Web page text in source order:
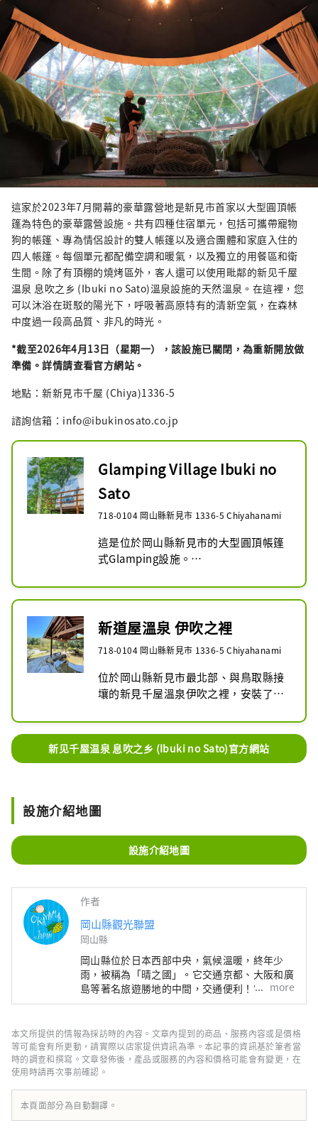
這家於2023年7月開幕的豪華露營地是新見市首家以大型圓頂帳
篷為特色的豪華露營設施。共有四種住宿單元，包括可攜帶寵物
狗的帳篷、專為情侶設計的雙人帳篷以及適合團體和家庭入住的
四人帳篷。每個單元都配備空調和暖氣，以及獨立的用餐區和衛
生間。除了有頂棚的燒烤區外，客人還可以使用毗鄰的新见千屋
温泉 息吹之乡 (Ibuki no Sato)溫泉設施的天然溫泉。在這裡，您
可以沐浴在斑駁的陽光下，呼吸著高原特有的清新空氣，在森林
中度過一段高品質、非凡的時光。
*截至2026年4月13日（星期一），該設施已關閉，為重新開放做
準備。詳情請查看官方網站。
地點：新新見市千屋 (Chiya)1336-5
諮詢信箱：info@ibukinosato.co.jp
Glamping Village Ibuki no
Sato
718-0104 岡山縣新見市 1336-5 Chiyahanami
這是位於岡山縣新見市的大型圓頂帳篷
式Glamping設施。
最佳部分，或在鄰近的沐浴設施的天然
還設有叢林健身房、桌球、乒乓球等多
種房內服務，讓您即使在惡劣天氣下也
能享受充實的住宿體驗。
新道屋溫泉 伊吹之裡
718-0104 岡山縣新見市 1336-5 Chiyahanami
位於岡山縣新見市最北部、與鳥取縣接
壤的新見千屋溫泉伊吹之裡，安裝了以
內安裝了 LED 照明，並翻新了空調設
備。
勞。溫泉水中含有大量碳酸氫根離子，
泉」。大樓內的LED照明將木質天花板
照亮得更加美麗，寬敞的休息區為您提
廳，您可以在午餐時間以合理的價格享
用稀有品牌的日本牛肉“千屋牛”，以
及烤肉和壽喜燒等懷石料理。
新见千屋温泉 息吹之乡 (Ibuki no Sato)官方網站
設施介紹地圖
設施介紹地圖
作者
岡山縣觀光聯盟
岡山縣
岡山縣位於日本西部中央，氣候溫暖​​，終年少
雨，被稱為「晴之國」。它交通京都、大阪和廣
島等著名旅遊勝地的中間，交通便利！它也是經
由瀨戶通往四國的門戶。 岡山縣也被稱為“水
水果，無論甜度、香氣還是風味，都是最高品質
的。 您可以品嚐白桃、麝香葡萄、先鋒葡萄等
當季水果！ 岡山還擁有世界級的旅遊景點，包
括岡山城、日本三大名園之一的岡山後樂園以及
擁有歷史、文化和藝術的倉敷美觀地區！
more
本文所提供的情報為採訪時的內容。文章內提到的商品、服務內容或是價格
等可能會有所更動，請實際以店家提供資訊為準。本記事的資訊基於筆者當
時的調查和撰寫。文章發佈後，產品或服務的內容和價格可能會有變更，在
使用時請再次事前確認。
本頁面部分為自動翻譯。